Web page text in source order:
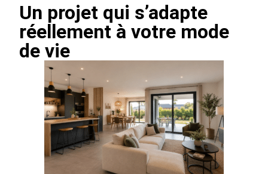
Un projet qui s’adapte
réellement à votre mode
de vie